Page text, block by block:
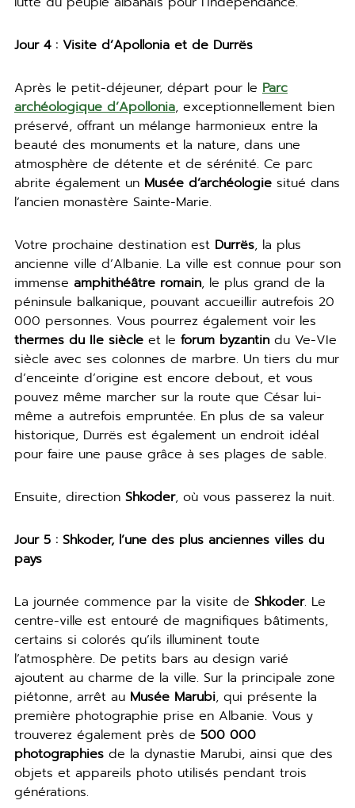
Jour 4 : Visite d’Apollonia et de Durrës
Après le petit-déjeuner, départ pour le Parc
archéologique d’Apollonia, exceptionnellement bien
préservé, offrant un mélange harmonieux entre la
beauté des monuments et la nature, dans une
atmosphère de détente et de sérénité. Ce parc
abrite également un Musée d’archéologiesitué dans
l’ancien monastère Sainte-Marie.
Votre prochaine destination est Durrës, la plus
ancienne ville d’Albanie. La ville est connue pour son
immense amphithéâtre romain, le plus grand de la
péninsule balkanique, pouvant accueillir autrefois 20
000 personnes. Vous pourrez également voir les
thermes du IIe siècleet le forum byzantindu Ve-VIe
siècle avec ses colonnes de marbre. Un tiers du mur
d’enceinte d’origine est encore debout, et vous
pouvez même marcher sur la route que César lui-
même a autrefois empruntée. En plus de sa valeur
historique, Durrës est également un endroit idéal
pour faire une pause grâce à ses plages de sable.
Ensuite, direction Shkoder, où vous passerez la nuit.
Jour 5 : Shkoder, l’une des plus anciennes villes du
pays
La journée commence par la visite de Shkoder. Le
centre-ville est entouré de magnifiques bâtiments,
certains si colorés qu’ils illuminent toute
l’atmosphère. De petits bars au design varié
ajoutent au charme de la ville. Sur la principale zone
piétonne, arrêt au Musée Marubi, qui présente la
première photographie prise en Albanie. Vous y
trouverez également près de 500 000
photographiesde la dynastie Marubi, ainsi que des
objets et appareils photo utilisés pendant trois
générations.